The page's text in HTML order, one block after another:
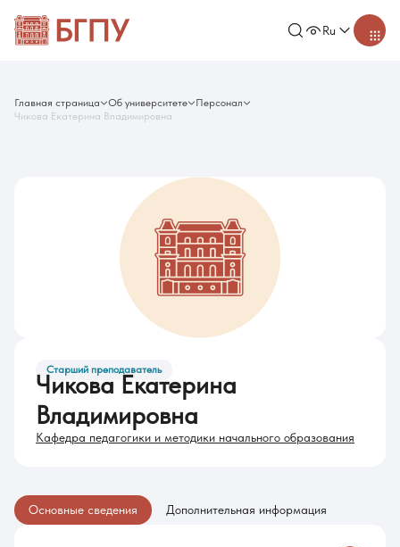
Ru
Главная страница Об университете
Персонал
Чикова Екатерина Владимировна
Старший преподаватель
Чикова Екатерина
Владимировна
Кафедра педагогики и методики начального образования
Основные сведения Дополнительная информация